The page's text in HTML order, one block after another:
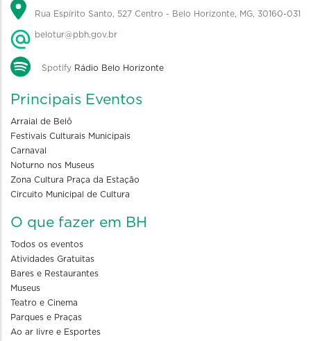
Rua Espírito Santo, 527 Centro - Belo Horizonte, MG, 30160-031
belotur@pbh.gov.br
Spotify Rádio Belo Horizonte
Principais Eventos
Arraial de Belô
Festivais Culturais Municipais
Carnaval
Noturno nos Museus
Zona Cultura Praça da Estação
Circuito Municipal de Cultura
O que fazer em BH
Todos os eventos
Atividades Gratuitas
Bares e Restaurantes
Museus
Teatro e Cinema
Parques e Praças
Ao ar livre e Esportes